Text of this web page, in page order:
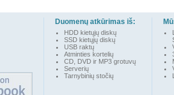
Duomenų atkūrimas iš:
HDD kietųjų diskų
SSD kietųjų diskų
USB raktų
Atminties kortelių
CD, DVD ir MP3 grotuvų
Serverių
Tarnybinių stočių